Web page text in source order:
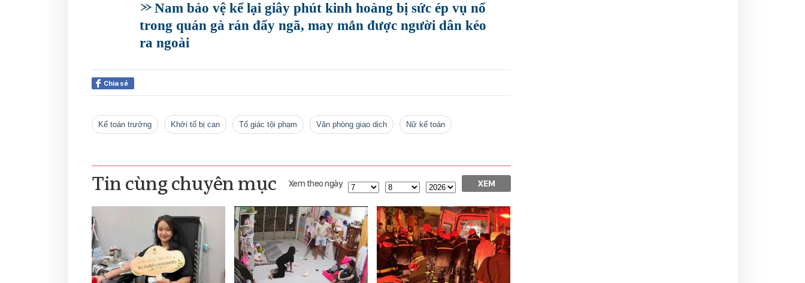
Nam bảo vệ kể lại giây phút kinh hoàng bị sức ép vụ nổ
trong quán gà rán đẩy ngã, may mắn được người dân kéo
ra ngoài
Chia sẻ
Kế toán trưởng khởi tố bị can tố giác tội phạm văn phòng giao dịch nữ kế toán
Tin cùng chuyên mục Xem theo ngày XEM